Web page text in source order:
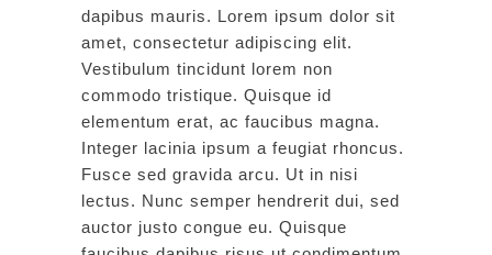
dapibus mauris. Lorem ipsum dolor sit
amet, consectetur adipiscing elit.
Vestibulum tincidunt lorem non
commodo tristique. Quisque id
elementum erat, ac faucibus magna.
Integer lacinia ipsum a feugiat rhoncus.
Fusce sed gravida arcu. Ut in nisi
lectus. Nunc semper hendrerit dui, sed
auctor justo congue eu. Quisque